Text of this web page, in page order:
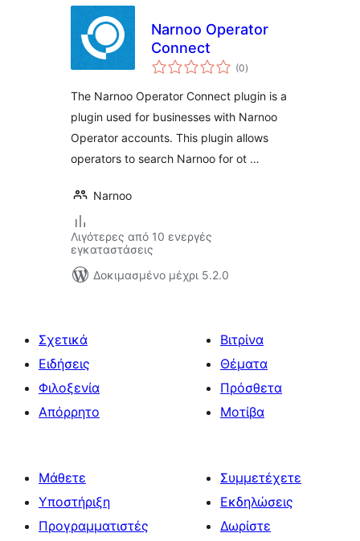
Narnoo Operator
Connect
(0αξιολογήσεις
σύνολο
)
The Narnoo Operator Connect plugin is a
plugin used for businesses with Narnoo
Operator accounts. This plugin allows
operators to search Narnoo for ot …
Narnoo
Λιγότερες από 10 ενεργές
εγκαταστάσεις
Δοκιμασμένο μέχρι 5.2.0
Σχετικά
Ειδήσεις
Φιλοξενία
Απόρρητο
Βιτρίνα
Θέματα
Πρόσθετα
Μοτίβα
Μάθετε
Υποστήριξη
Προγραμματιστές
Συμμετέχετε
Εκδηλώσεις
Δωρίστε